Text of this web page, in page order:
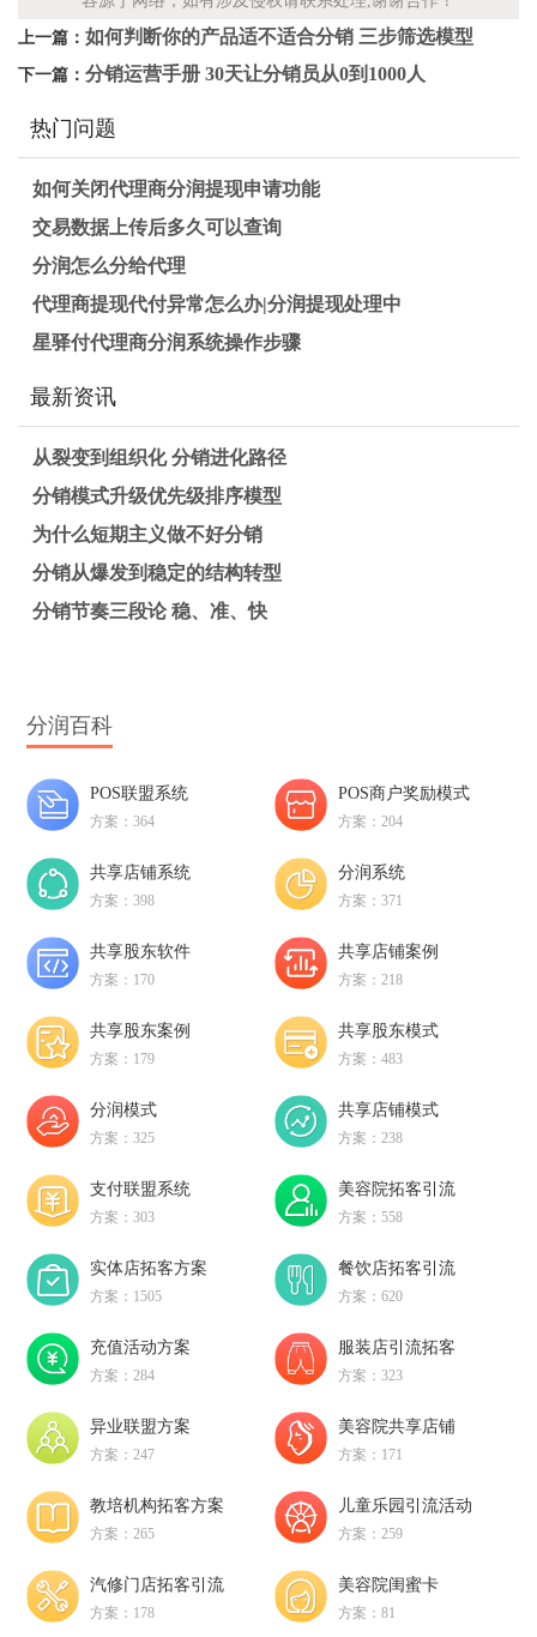
上一篇： 如何判断你的产品适不适合分销 三步筛选模型
下一篇： 分销运营手册 30天让分销员从0到1000人
热门问题
如何关闭代理商分润提现申请功能
交易数据上传后多久可以查询
分润怎么分给代理
代理商提现代付异常怎么办|分润提现处理中
星驿付代理商分润系统操作步骤
最新资讯
从裂变到组织化 分销进化路径
分销模式升级优先级排序模型
为什么短期主义做不好分销
分销从爆发到稳定的结构转型
分销节奏三段论 稳、准、快
分润百科
POS联盟系统
方案：364
POS商户奖励模式
方案：204
共享店铺系统
方案：398
分润系统
方案：371
共享股东软件
方案：170
共享店铺案例
方案：218
共享股东案例
方案：179
共享股东模式
方案：483
分润模式
方案：325
共享店铺模式
方案：238
支付联盟系统
方案：303
美容院拓客引流
方案：558
实体店拓客方案
方案：1505
餐饮店拓客引流
方案：620
充值活动方案
方案：284
服装店引流拓客
方案：323
异业联盟方案
方案：247
美容院共享店铺
方案：171
教培机构拓客方案
方案：265
儿童乐园引流活动
方案：259
汽修门店拓客引流
方案：178
美容院闺蜜卡
方案：81